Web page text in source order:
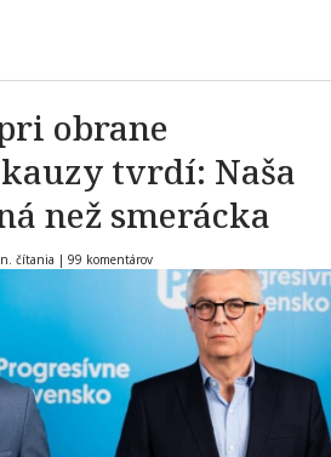
obrane
tvrdí: Naša
než smerácka
čítania | 99 komentárov